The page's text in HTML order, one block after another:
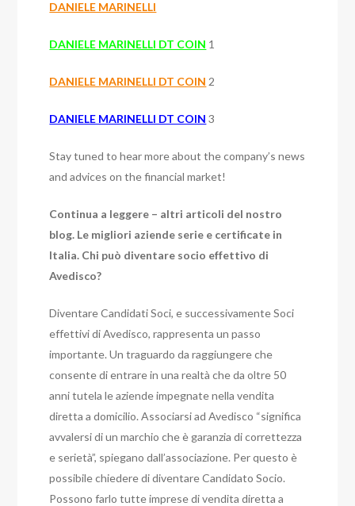
DANIELE MARINELLI
DANIELE MARINELLI DT COIN 1
DANIELE MARINELLI DT COIN 2
DANIELE MARINELLI DT COIN 3
Stay tuned to hear more about the company’s news
and advices on the financial market!
Continua a leggere – altri articoli del nostro
blog. Le migliori aziende serie e certificate in
Italia. Chi può diventare socio effettivo di
Avedisco?
Diventare Candidati Soci, e successivamente Soci
effettivi di Avedisco, rappresenta un passo
importante. Un traguardo da raggiungere che
consente di entrare in una realtà che da oltre 50
anni tutela le aziende impegnate nella vendita
diretta a domicilio. Associarsi ad Avedisco “significa
avvalersi di un marchio che è garanzia di correttezza
e serietà”, spiegano dall’associazione. Per questo è
possibile chiedere di diventare Candidato Socio.
Possono farlo tutte imprese di vendita diretta a